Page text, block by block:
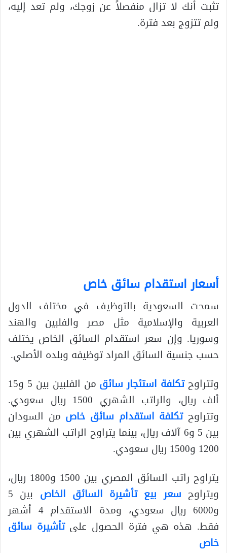
تثبت أنك لا تزال منفصلاً عن زوجك، ولم تعد إليه،
ولم تتزوج بعد فترة.
أسعار استقدام سائق خاص
سمحت السعودية بالتوظيف في مختلف الدول
العربية والإسلامية مثل مصر والفلبين والهند
وسوريا. وإن سعر استقدام السائق الخاص يختلف
حسب جنسية السائق المراد توظيفه وبلده الأصلي.
وتتراوحتكلفة استئجار سائق
من الفلبين بين 5 و15
ألف ريال، والراتب الشهري 1500 ريال سعودي.
وتتراوحتكلفة استقدام سائق خاص من السودان
بين 5 و6 آلاف ريال، بينما يتراوح الراتب الشهري بين
1200 و1500 ريال سعودي.
يتراوح راتب السائق المصري بين 1500 و1800 ريال،
ويتراوح سعر بيع تأشيرة السائق الخاص
بين 5
و6000 ريال سعودي، ومدة الاستقدام 4 أشهر
فقط. هذه هي فترة الحصول علىتأشيرة سائق
خاص